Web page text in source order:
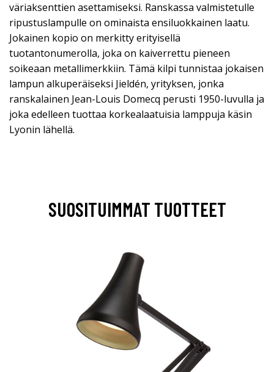
väriaksenttien asettamiseksi. Ranskassa valmistetulle
ripustuslampulle on ominaista ensiluokkainen laatu.
Jokainen kopio on merkitty erityisellä
tuotantonumerolla, joka on kaiverrettu pieneen
soikeaan metallimerkkiin. Tämä kilpi tunnistaa jokaisen
lampun alkuperäiseksi Jieldén, yrityksen, jonka
ranskalainen Jean-Louis Domecq perusti 1950-luvulla ja
joka edelleen tuottaa korkealaatuisia lamppuja käsin
Lyonin lähellä.
SUOSITUIMMAT TUOTTEET